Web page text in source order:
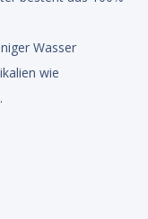
Wasser
wie